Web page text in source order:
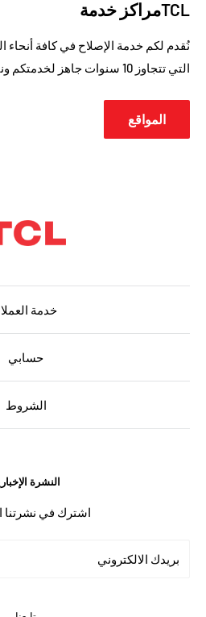
TCLمراكز خدمة
نُقدم لكم خدمة الإصلاح في كافة أنحاء
التي تتجاوز 10 سنوات جاهز لخدمتكم ونيل رضاكم.
المواقع
خدمة
حسابي
الشروط
النشرة
اشترك في نشرتنا
بريدك الالكتروني